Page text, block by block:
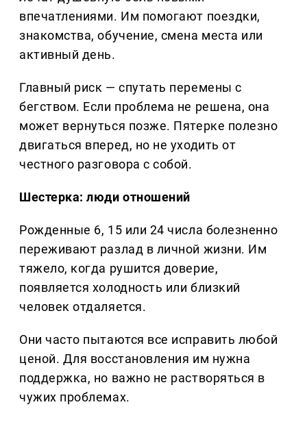
впечатлениями. Им помогают поездки,
знакомства, обучение, смена места или
активный день.
Главный риск — спутать перемены с
бегством. Если проблема не решена, она
может вернуться позже. Пятерке полезно
двигаться вперед, но не уходить от
честного разговора с собой.
Шестерка: люди отношений
Рожденные 6, 15 или 24 числа болезненно
переживают разлад в личной жизни. Им
тяжело, когда рушится доверие,
появляется холодность или близкий
человек отдаляется.
Они часто пытаются все исправить любой
ценой. Для восстановления им нужна
поддержка, но важно не растворяться в
чужих проблемах.